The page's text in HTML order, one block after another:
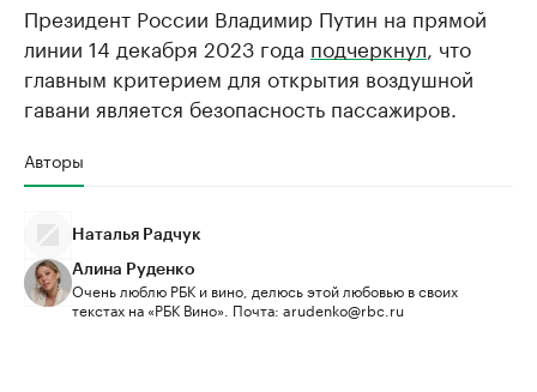
Президент России Владимир Путин на прямой
линии 14 декабря 2023 года подчеркнул , что
главным критерием для открытия воздушной
гавани является безопасность пассажиров.
Авторы
Наталья Радчук
Алина Руденко
Очень люблю РБК и вино, делюсь этой любовью в своих
текстах на «РБК Вино». Почта: arudenko@rbc.ru